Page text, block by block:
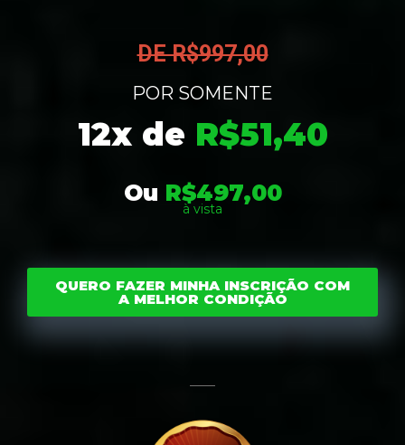
DE R$997,00
POR SOMENTE
12x de R$51,40
Ou R$497,00
à vista
QUERO FAZER MINHA INSCRIÇÃO COM
A MELHOR CONDIÇÃO